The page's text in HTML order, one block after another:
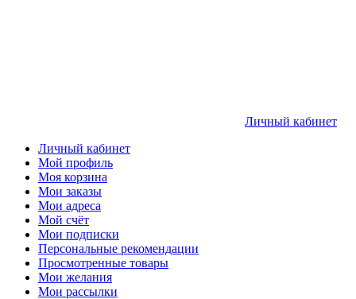
Личный кабинет
Личный кабинет
Мой профиль
Моя корзина
Мои заказы
Мои адреса
Мой счёт
Мои подписки
Персональные рекомендации
Просмотренные товары
Мои желания
Мои рассылки